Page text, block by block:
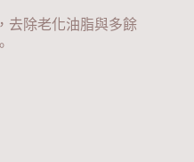
去除老化油脂與多餘